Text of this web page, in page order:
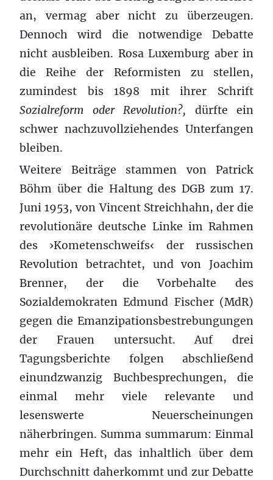
an, vermag aber nicht zu überzeugen.
Dennoch wird die notwendige Debatte
nicht ausbleiben. Rosa Luxemburg aber in
die Reihe der Reformisten zu stellen,
zumindest bis 1898 mit ihrer Schrift
Sozialreform oder Revolution?, dürfte ein
schwer nachzuvollziehendes Unterfangen
bleiben.
Weitere Beiträge stammen von Patrick
Böhm über die Haltung des DGB zum 17.
Juni 1953, von Vincent Streichhahn, der die
revolutionäre deutsche Linke im Rahmen
des ›Kometenschweifs‹ der russischen
Revolution betrachtet, und von Joachim
Brenner, der die Vorbehalte des
Sozialdemokraten Edmund Fischer (MdR)
gegen die Emanzipationsbestrebungungen
der Frauen untersucht. Auf drei
Tagungsberichte folgen abschließend
einundzwanzig Buchbesprechungen, die
einmal mehr viele relevante und
lesenswerte Neuerscheinungen
näherbringen. Summa summarum: Einmal
mehr ein Heft, das inhaltlich über dem
Durchschnitt daherkommt und zur Debatte